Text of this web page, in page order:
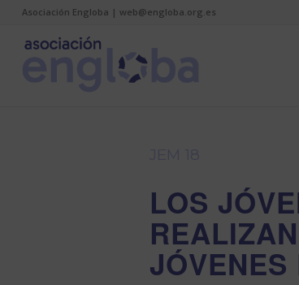
Asociación Engloba | web@engloba.org.es
LOS
JÓVENES